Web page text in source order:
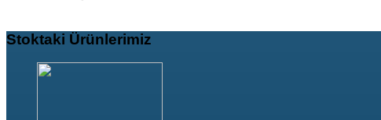
Stoktaki Ürünlerimiz